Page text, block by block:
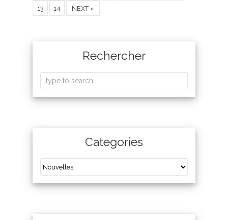
13
14 NEXT »
Rechercher
Categories